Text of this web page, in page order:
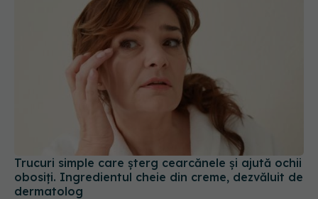
Trucuri simple care șterg cearcănele și ajută ochii
obosiți. Ingredientul cheie din creme, dezvăluit de
dermatolog